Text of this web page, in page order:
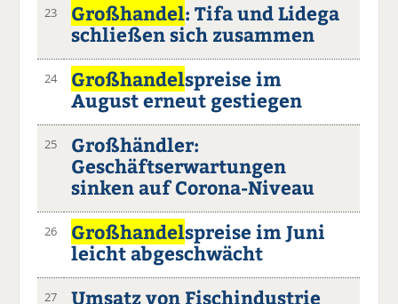
23 Großhandel: Tifa und Lidega
schließen sich zusammen
24 Großhandelspreise im
August erneut gestiegen
25
Großhändler:
Geschäftserwartungen
sinken auf Corona-Niveau
26 Großhandelspreise im Juni
leicht abgeschwächt
27
Umsatz von Fischindustrie